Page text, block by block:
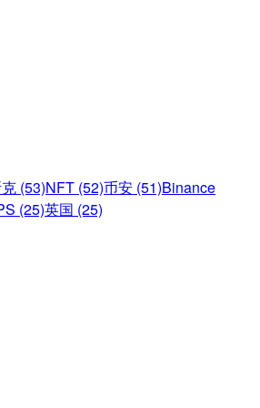
(53)NFT (52)币安 (51)Binance
(25)英国 (25)